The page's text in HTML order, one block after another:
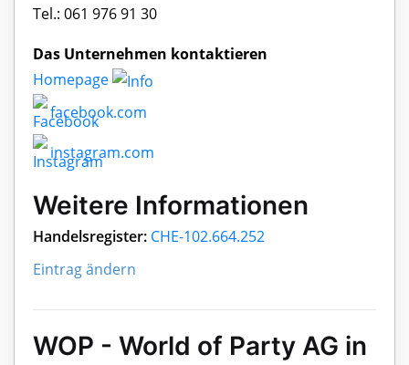
Tel.: 061 976 91 30
Das Unternehmen kontaktieren
Homepage
facebook.com
instagram.com
Weitere Informationen
Handelsregister: CHE-102.664.252
Eintrag ändern
WOP - World of Party AG in